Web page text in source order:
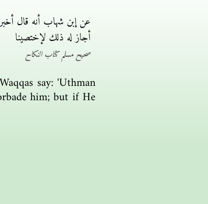
عن إبن شهاب أنه قال
أجاز له ذلك لإختصينا
صحيح مسلم كتاب النكاح
say: ‘Uthman
him; but if He